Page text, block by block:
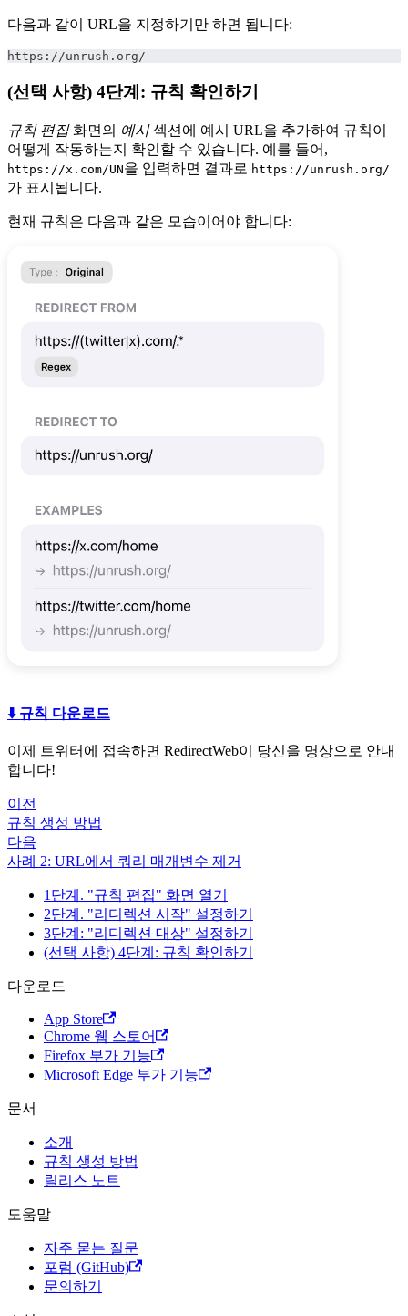
다음과 같이 URL을 지정하기만 하면 됩니다:
https://unrush.org/
(선택 사항) 4단계: 규칙 확인하기
규칙 편집화면의 예시섹션에 예시 URL을 추가하여 규칙이
어떻게 작동하는지 확인할 수 있습니다. 예를 들어,
https://x.com/UN을 입력하면 결과로 https://unrush.org/
가 표시됩니다.
현재 규칙은 다음과 같은 모습이어야 합니다:
⬇️ 규칙 다운로드
이제 트위터에 접속하면 RedirectWeb이 당신을 명상으로 안내
합니다!
이전
규칙 생성 방법
다음
사례 2: URL에서 쿼리 매개변수 제거
1단계. "규칙 편집" 화면 열기
2단계. "리디렉션 시작" 설정하기
3단계: "리디렉션 대상" 설정하기
(선택 사항) 4단계: 규칙 확인하기
다운로드
App Store
Chrome 웹 스토어
Firefox 부가 기능
Microsoft Edge 부가 기능
문서
소개
규칙 생성 방법
릴리스 노트
도움말
자주 묻는 질문
포럼 (GitHub)
문의하기